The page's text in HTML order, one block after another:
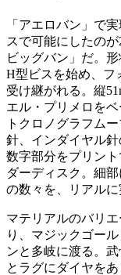
「アエロバン」で
スで可能にしたの
ビッグバン」だ。
H型ビスを始め、フ
受け継がれる。縦
エル・プリメロを
トクロノグラフム
針、インダイヤル
数字部分をプリン
ダーディスク。細
の数々を、リアルに
マテリアルのバリ
り、マジックゴー
ンと多岐に渡る。
とラグにダイヤを